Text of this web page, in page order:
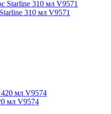
310 мл V9571
мл V9574